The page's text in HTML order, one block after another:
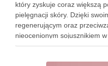
który zyskuje coraz większą
pielęgnacji skóry. Dzięki
regenerującym oraz
nieocenionym sojusznikiem
takimi jak zmarszczki, trądzik